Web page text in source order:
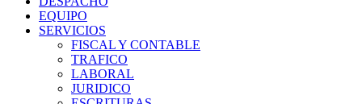
EQUIPO
SERVICIOS
FISCAL Y CONTABLE
TRAFICO
LABORAL
JURIDICO